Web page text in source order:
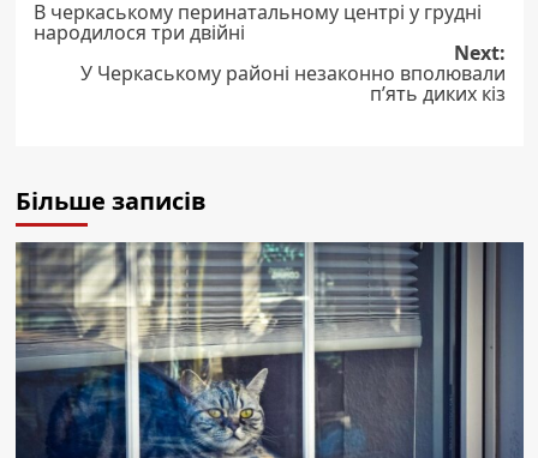
navigation
В черкаському перинатальному центрі у грудні
народилося три двійні
Next:
У Черкаському районі незаконно вполювали
пʼять диких кіз
Більше записів